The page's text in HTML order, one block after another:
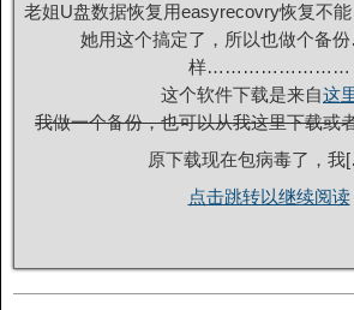
老姐U盘数据恢复用easyrecovry恢复不
她用这个搞定了，所以也做个备
样……………………
这个软件下载是来自这
我做一个备份，也可以从我这里下载或
原下载现在包病毒了，
点击跳转以继续阅读